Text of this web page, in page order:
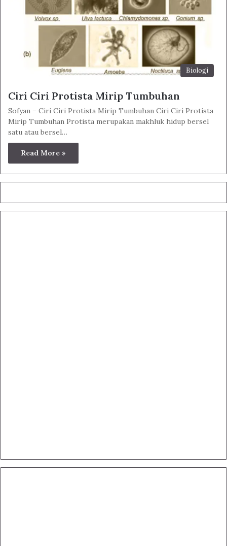
Biologi
Ciri Ciri Protista Mirip Tumbuhan
Sofyan – Ciri Ciri Protista Mirip Tumbuhan Ciri Ciri Protista
Mirip Tumbuhan Protista merupakan makhluk hidup bersel
satu atau bersel…
Read More »